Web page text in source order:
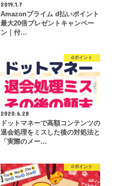
2019.1.7
Amazonプライム d払いポイント
最大20倍プレゼントキャンペー
ン｜付…
dポイント
2020.6.28
ドットマネーで高額コンテンツの
退会処理をミスした後の対処法と
「実際のメー…
dポイント